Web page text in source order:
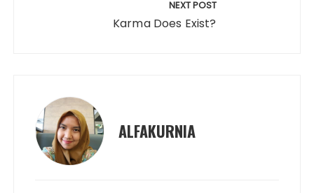
NEXT POST
Karma Does Exist?
ALFAKURNIA